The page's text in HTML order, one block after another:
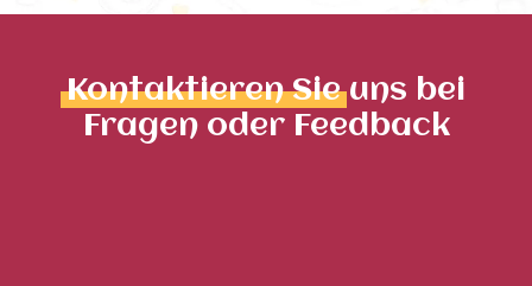
Kontaktieren Sieuns bei
Fragen oder Feedback